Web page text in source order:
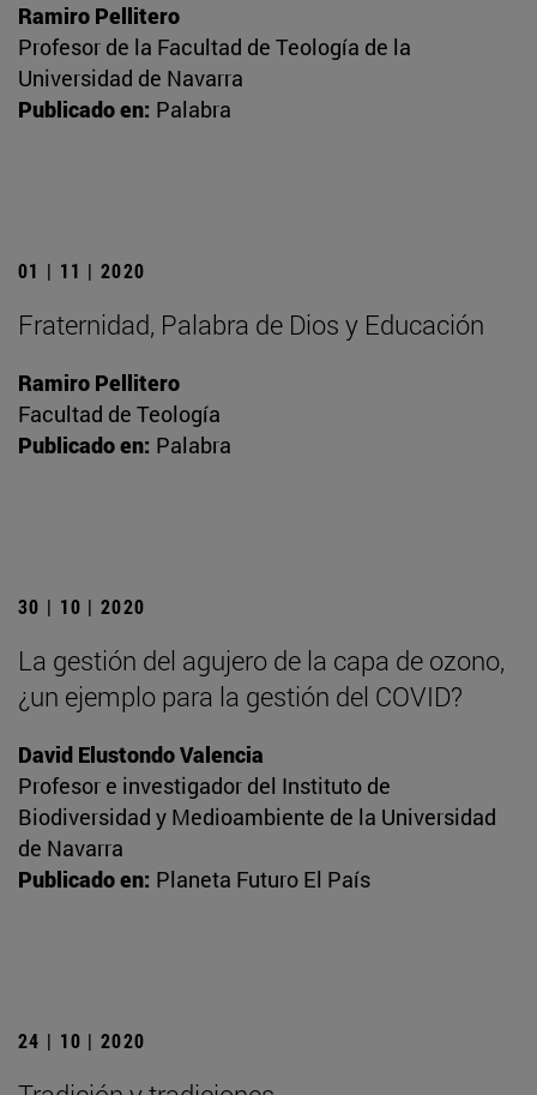
Ramiro Pellitero
Profesor de la Facultad de Teología de la
Universidad de Navarra
Publicado en: Palabra
01 | 11 | 2020
Fraternidad, Palabra de Dios y Educación
Ramiro Pellitero
Facultad de Teología
Publicado en: Palabra
30 | 10 | 2020
La gestión del agujero de la capa de ozono,
¿un ejemplo para la gestión del COVID?
David Elustondo Valencia
Profesor e investigador del Instituto de
Biodiversidad y Medioambiente de la Universidad
de Navarra
Publicado en: Planeta Futuro El País
24 | 10 | 2020